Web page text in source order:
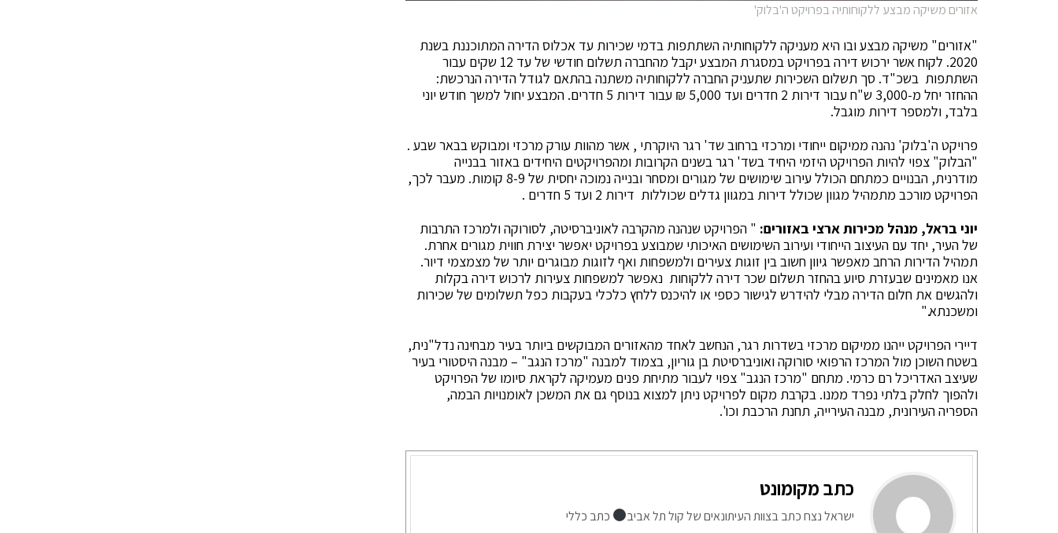
אזורים משיקה מבצע ללקוחותיה בפרויקט ה'בלוק'
"אזורים" משיקה מבצע ובו היא מעניקה ללקוחותיה השתתפות בדמי שכירות עד אכלוס הדירה המתוכננת בשנת
2020. לקוח אשר ירכוש דירה בפרויקט במסגרת המבצע יקבל מהחברה תשלום חודשי של עד 12 שקים עבור
השתתפות בשכ"ד. סך תשלום השכירות שתעניק החברה ללקוחותיה משתנה בהתאם לגודל הדירה הנרכשת:
ההחזר יחל מ-3,000 ש"ח עבור דירות 2 חדרים ועד 5,000 ₪ עבור דירות 5 חדרים. המבצע יחול למשך חודש יוני
בלבד, ולמספר דירות מוגבל.
פרויקט ה'בלוק' נהנה ממיקום ייחודי ומרכזי ברחוב שד' רגר היוקרתי , אשר מהוות עורק מרכזי ומבוקש בבאר שבע .
"הבלוק" צפוי להיות הפרויקט היזמי היחיד בשד' רגר בשנים הקרובות ומהפרויקטים היחידים באזור בבנייה
מודרנית, הבנויים כמתחם הכולל עירוב שימושים של מגורים ומסחר ובנייה נמוכה יחסית של 8-9 קומות. מעבר לכך,
הפרויקט מורכב מתמהיל מגוון שכולל דירות במגוון גדלים שכוללות דירות 2 ועד 5 חדרים .
יוני בראל, מנהל מכירות ארצי באזורים: " הפרויקט שנהנה מהקרבה לאוניברסיטה, לסורוקה ולמרכז התרבות
של העיר, יחד עם העיצוב הייחודי ועירוב השימושים האיכותי שמבוצע בפרויקט יאפשר יצירת חווית מגורים אחרת.
תמהיל הדירות הרחב מאפשר גיוון חשוב בין זוגות צעירים ולמשפחות ואף לזוגות מבוגרים יותר של מצמצמי דיור.
אנו מאמינים שבעזרת סיוע בהחזר תשלום שכר דירה ללקוחות נאפשר למשפחות צעירות לרכוש דירה בקלות
ולהגשים את חלום הדירה מבלי להידרש לגישור כספי או להיכנס ללחץ כלכלי בעקבות כפל תשלומים של שכירות
ומשכנתא."
דיירי הפרויקט ייהנו ממיקום מרכזי בשדרות רגר, הנחשב לאחד מהאזורים המבוקשים ביותר בעיר מבחינה נדל"נית,
בשטח השוכן מול המרכז הרפואי סורוקה ואוניברסיטת בן גוריון, בצמוד למבנה "מרכז הנגב" – מבנה היסטורי בעיר
שעיצב האדריכל רם כרמי. מתחם "מרכז הנגב" צפוי לעבור מתיחת פנים מעמיקה לקראת סיומו של הפרויקט
ולהפוך לחלק בלתי נפרד ממנו. בקרבת מקום לפרויקט ניתן למצוא בנוסף גם את המשכן לאומנויות הבמה,
הספריה העירונית, מבנה העירייה, תחנת הרכבת וכו'.
כתב מקומונט
ישראל נצח כתב בצוות העיתונאים של קול תל אביב
כתב כללי